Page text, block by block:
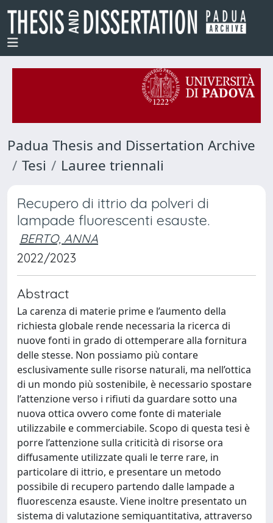
Padua Thesis and Dissertation Archive
Tesi
Lauree triennali
Recupero di ittrio da polveri di
lampade fluorescenti esauste.
BERTO, ANNA
2022/2023
Abstract
La carenza di materie prime e l’aumento della
richiesta globale rende necessaria la ricerca di
nuove fonti in grado di ottemperare alla fornitura
delle stesse. Non possiamo più contare
esclusivamente sulle risorse naturali, ma nell’ottica
di un mondo più sostenibile, è necessario spostare
l’attenzione verso i rifiuti da guardare sotto una
nuova ottica ovvero come fonte di materiale
utilizzabile e commerciabile. Scopo di questa tesi è
porre l’attenzione sulla criticità di risorse ora
diffusamente utilizzate quali le terre rare, in
particolare di ittrio, e presentare un metodo
possibile di recupero partendo dalle lampade a
fluorescenza esauste. Viene inoltre presentato un
sistema di valutazione semiquantitativa, attraverso